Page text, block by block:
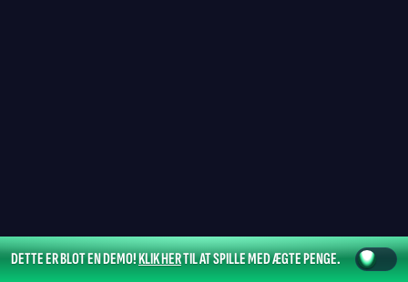
DETTE ER BLOT EN DEMO!KLIK HERTIL AT SPILLE MED ÆGTE PENGE.